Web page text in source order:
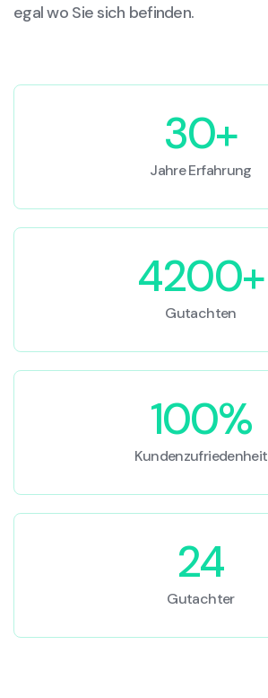
egal wo Sie sich befinden.
30+
Jahre Erfahrung
4200+
Gutachten
100%
Kundenzufriedenheit
24
Gutachter